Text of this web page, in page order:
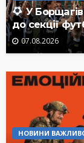
У
до секції
07.08.2026
НОВИНИ